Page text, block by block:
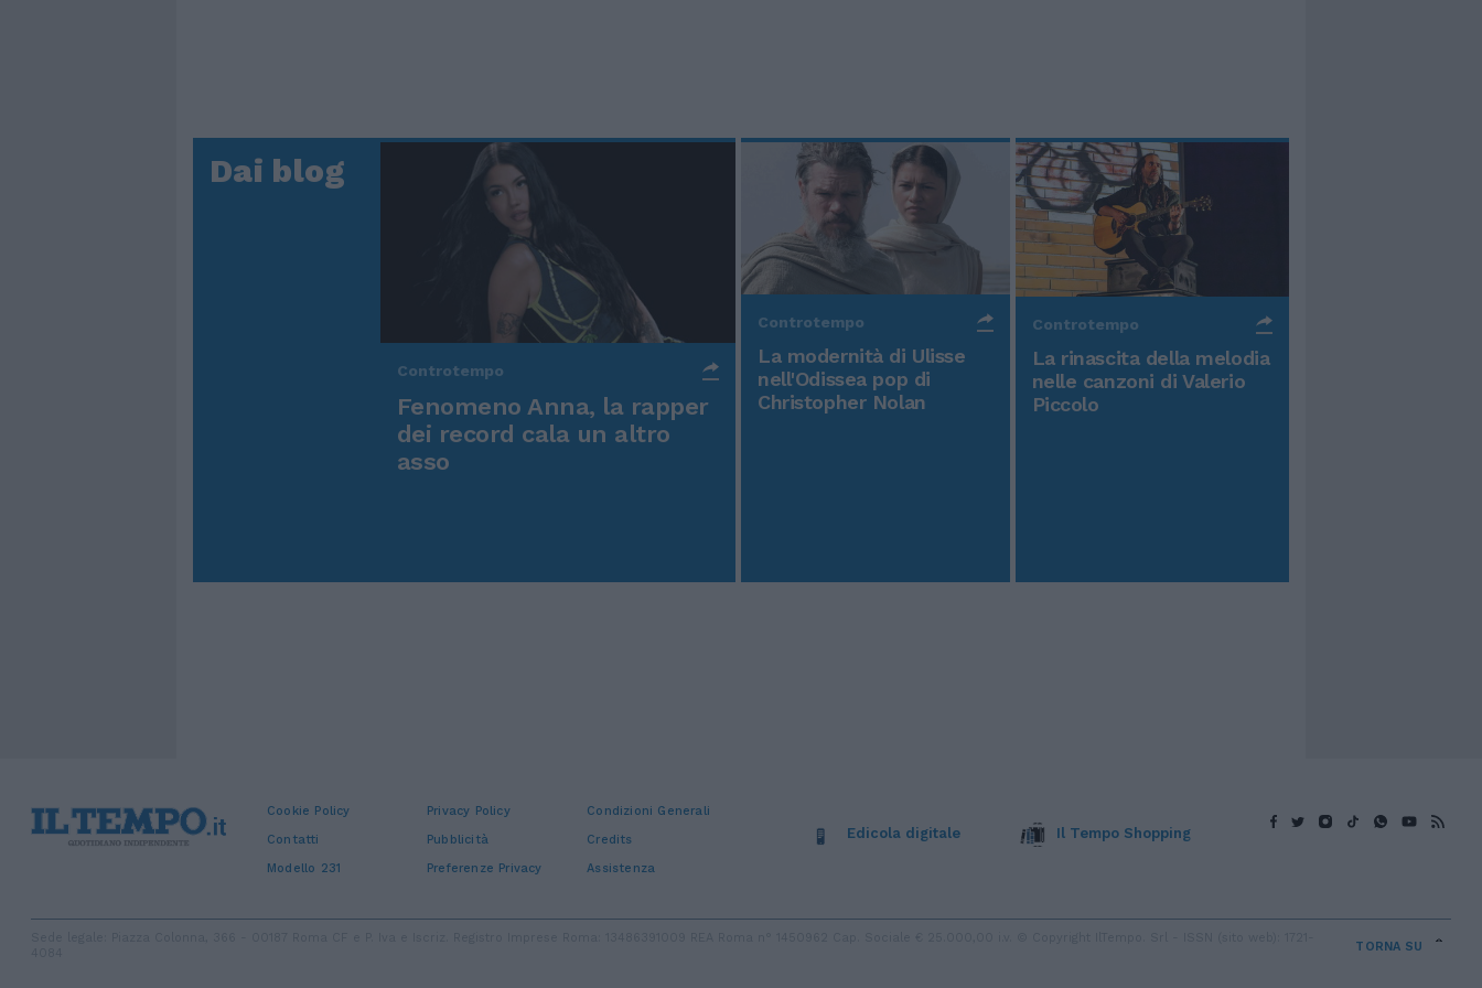
Dai blog
Controtempo
Fenomeno Anna, la rapper
dei record cala un altro
asso
Controtempo
La modernità di Ulisse
nell'Odissea pop di
Christopher Nolan
Controtempo
La rinascita della melodia
nelle canzoni di Valerio
Piccolo
Cookie Policy Privacy Policy
Condizioni Generali
Contatti
Pubblicità
Credits
Modello 231
Preferenze Privacy Assistenza
Edicola digitale Il Tempo Shopping
TORNA SU